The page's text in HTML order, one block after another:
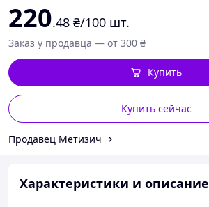
220.48 ₴/100 шт.
Заказ у продавца — от 300 ₴
Купить сейчас
Купить
Продавец Метизич
Характеристики и описание